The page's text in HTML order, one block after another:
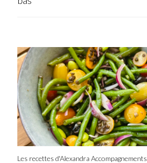
Les recettes d'Alexandra Accompagnements